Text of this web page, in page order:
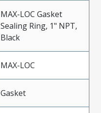
MAX-LOC Gasket
Sealing Ring, 1" NPT,
Black
MAX-LOC
Gasket